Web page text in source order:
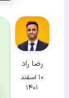
رضا راد
۱۰ اسفند
۱۴۰۱